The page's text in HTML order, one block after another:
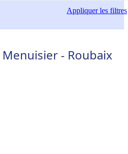
Appliquerles filtres
- Roubaix